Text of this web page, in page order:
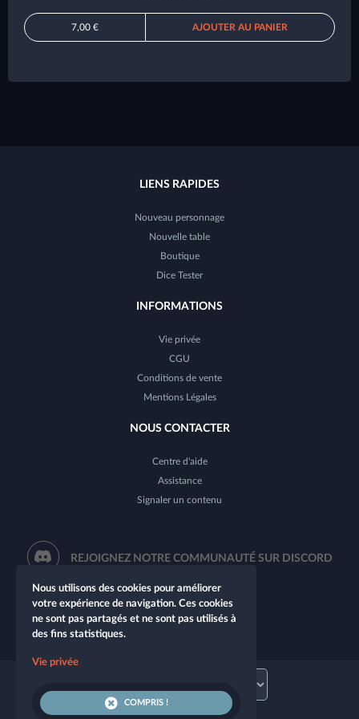
7,00 € AJOUTER AU PANIER
LIENS RAPIDES
Nouveau personnage
Nouvelle table
Boutique
Dice Tester
INFORMATIONS
Vie privée
CGU
Conditions de vente
Mentions Légales
NOUS CONTACTER
Centre d'aide
Assistance
Signaler un contenu
REJOIGNEZ NOTRE COMMUNAUTÉ SUR DISCORD
Nous utilisons des cookies pour améliorer
votre expérience de navigation. Ces cookies
ne sont pas partagés et ne sont pas utilisés à
des fins statistiques.
Vie privée
COMPRIS !